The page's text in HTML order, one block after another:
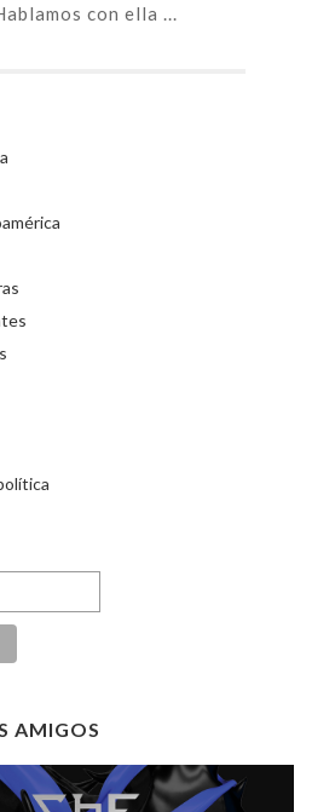
con ella ...
AMIGOS